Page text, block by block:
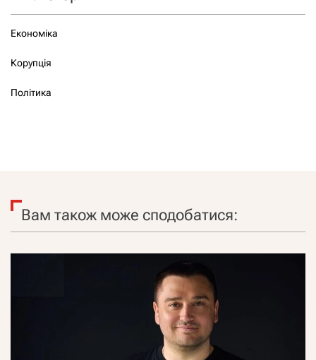
Економіка
Корупція
Політика
Вам також може сподобатися: